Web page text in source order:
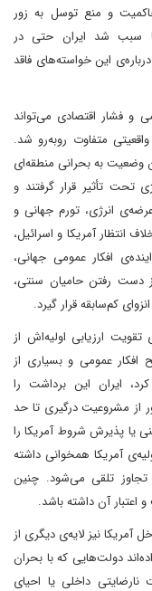
و منع توسل به زور
سبب شد ایران حتی در
این خواسته‌های فاقد
و فشار اقتصادی می‌تواند
متفاوت روبه‌رو شد.
به بحرانی منطقه‌ای
تأثیر قرار گرفتند و
انرژی، تورم جهانی و
انتظار آمریکا و اسرائیل،
افکار عمومی جهانی،
دست رفتن حامیان سنتی،
کم‌سابقه قرار گیرد.
تقویت ارزیابی اولیه‌اش از
افکار عمومی و بسیاری از
ایران این برداشت را
از مشروعیت درگیری تا حد
یا پذیرش شروط آمریکا را
آمریکا همخوانی داشته
تجاوز تلقی می‌شود. چنین
اعتبار آن داشته باشد.
آمریکا نیز لایه‌ی دیگری از
دولت‌هایی که با بحران
داخلی یا احیای